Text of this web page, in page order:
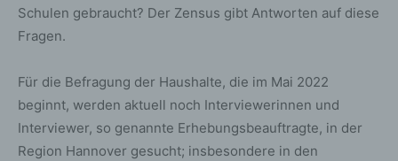
Schulen gebraucht? Der Zensus gibt Antworten auf diese
Fragen.
Für die Befragung der Haushalte, die im Mai 2022
beginnt, werden aktuell noch Interviewerinnen und
Interviewer, so genannte Erhebungsbeauftragte, in der
Region Hannover gesucht; insbesondere in den